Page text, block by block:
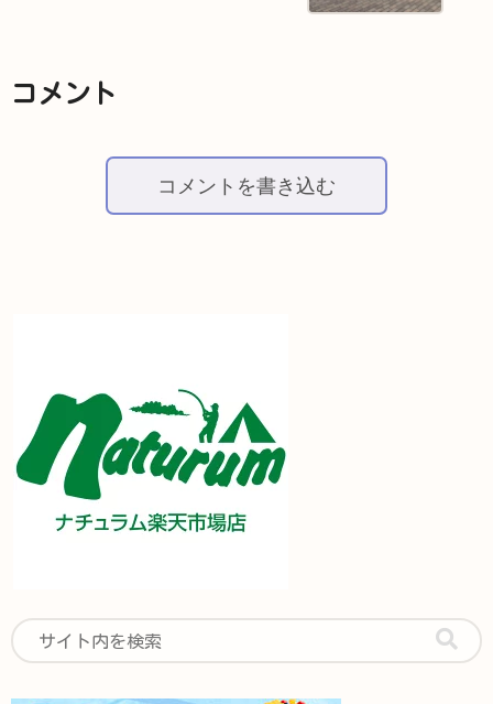
コメント
コメントを書き込む